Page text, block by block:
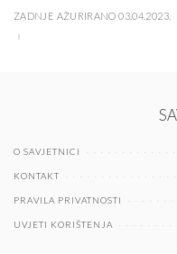
ZADNJE AŽURIRANO 03.04.2023.
O SAVJETNICI
KONTAKT
PRAVILA PRIVATNOSTI
UVJETI KORIŠTENJA